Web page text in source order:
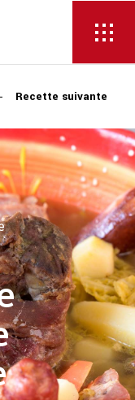
Recette suivante